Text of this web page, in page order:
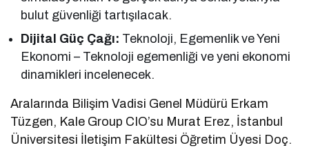
bulut güvenliği tartışılacak.
Dijital Güç Çağı: Teknoloji, Egemenlik ve Yeni
Ekonomi – Teknoloji egemenliği ve yeni ekonomi
dinamikleri incelenecek.
Aralarında Bilişim Vadisi Genel Müdürü Erkam
Tüzgen, Kale Group CIO’su Murat Erez, İstanbul
Üniversitesi İletişim Fakültesi Öğretim Üyesi Doç.